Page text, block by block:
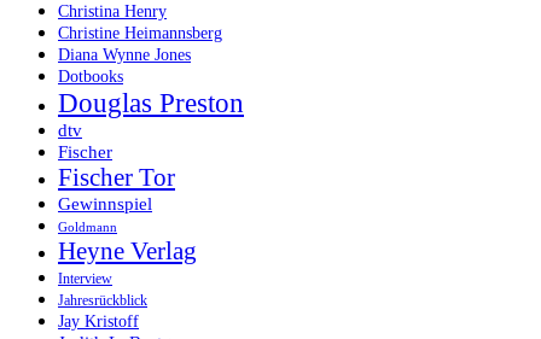
Christina Henry
Christine Heimannsberg
Diana Wynne Jones
Dotbooks
Douglas Preston
dtv
Fischer
Fischer Tor
Gewinnspiel
Goldmann
Heyne Verlag
Interview
Jahresrückblick
Jay Kristoff